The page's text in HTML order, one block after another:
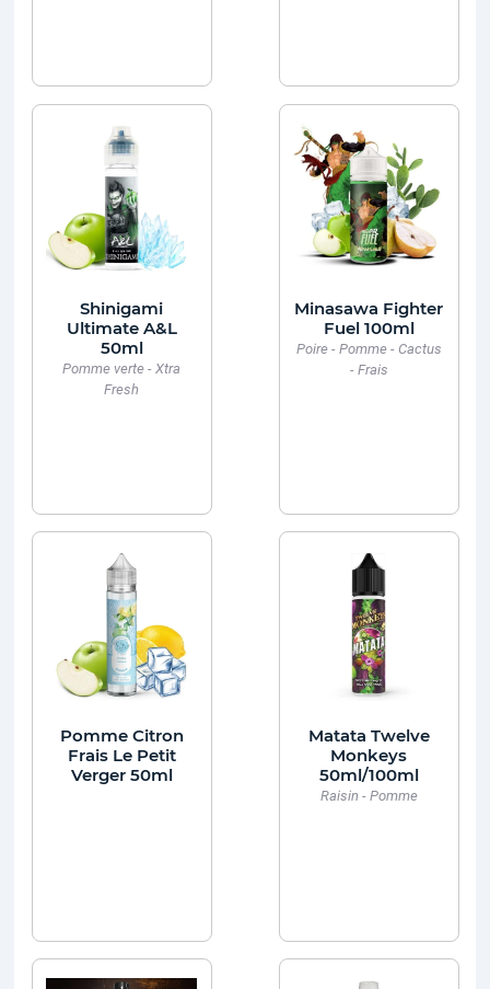
Shinigami
Ultimate A&L
50ml
Pomme verte - Xtra
Fresh
Minasawa Fighter
Fuel 100ml
Poire - Pomme - Cactus
- Frais
Pomme Citron
Frais Le Petit
Verger 50ml
Matata Twelve
Monkeys
50ml/100ml
Raisin - Pomme